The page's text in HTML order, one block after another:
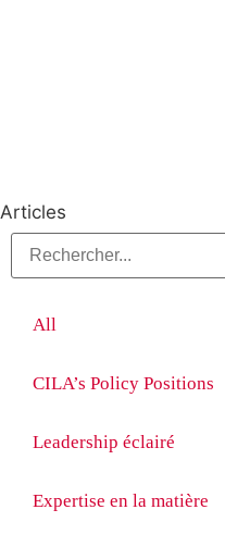
Articles
All
CILA’s Policy Positions
Leadership éclairé
Expertise en la matière